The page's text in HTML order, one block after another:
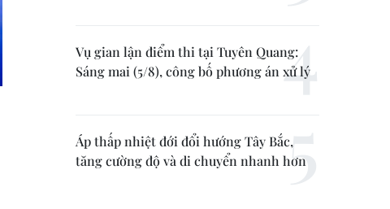
Vụ gian lận điểm thi tại Tuyên Quang:
Sáng mai (5/8), công bố phương án xử lý
Áp thấp nhiệt đới đổi hướng Tây Bắc,
tăng cường độ và di chuyển nhanh hơn